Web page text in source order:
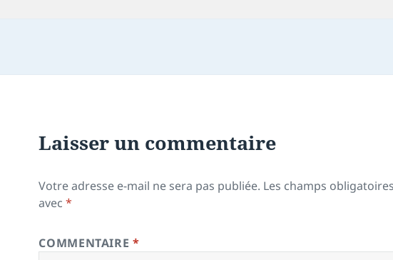
Laisser un commentaire
Votre adresse e-mail ne sera pas publiée. Les champs
avec*
COMMENTAIRE*